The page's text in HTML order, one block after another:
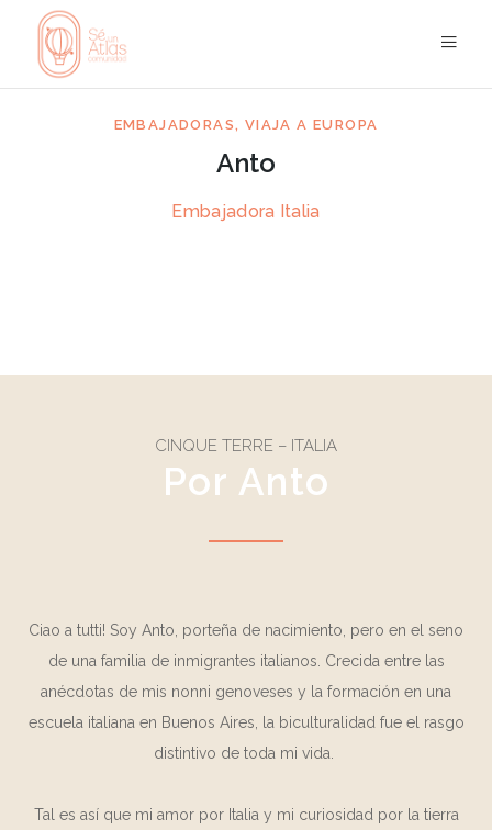
EMBAJADORAS , VIAJA A EUROPA
Anto
Embajadora Italia
CINQUE TERRE – ITALIA
Por Anto
Ciao a tutti! Soy Anto, porteña de nacimiento, pero en el seno
de una familia de inmigrantes italianos. Crecida entre las
anécdotas de mis nonni genoveses y la formación en una
escuela italiana en Buenos Aires, la biculturalidad fue el rasgo
distintivo de toda mi vida.
Tal es así que mi amor por Italia y mi curiosidad por la tierra